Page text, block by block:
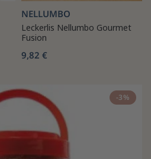
NELLUMBO
Leckerlis Nellumbo Gourmet
Fusion
9,82 €
-3%